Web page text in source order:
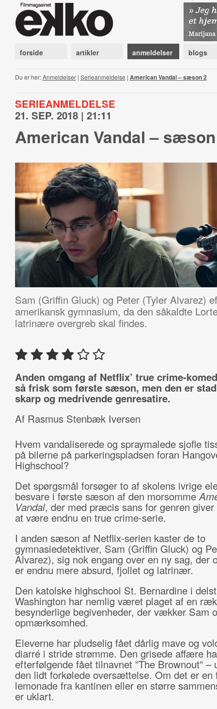
forside artikler anmeldelser blogs
Du er her:Anmeldelser| Serieanmeldelse | American Vandal – sæson 2
SERIEANMELDELSE
21. SEP. 2018 | 21:11
American Vandal –
Sam (Griffin Gluck) og Peter (Tyler Alvarez)
amerikansk gymnasium, da den såkaldte
latrinære overgreb skal findes.
Anden omgang af Netflix’ true crime-
så frisk som første sæson, men den er
skarp og medrivende genresatire.
Af Rasmus Stenbæk Iversen
Hvem vandaliserede og spraymalede sjofle
på bilerne på parkeringspladsen foran
Highschool?
Det spørgsmål forsøger to af skolens ivrige
besvare i første sæson af den morsomme
Vandal, der med præcis sans for genren giver
at være endnu en true crime-serie.
I anden sæson af Netflix-serien kaster de to
gymnasiedetektiver, Sam (Griffin Gluck) og
Alvarez), sig nok engang over en ny sag, der
er endnu mere absurd, fjollet og latrinær.
Den katolske highschool St. Bernardine i
Washington har nemlig været plaget af en
besynderlige begivenheder, der vækker Sam
opmærksomhed.
Eleverne har pludselig fået dårlig mave og
diarré i stride strømme. Den grisede affære
efterfølgende fået tilnavnet ”The Brownout” –
den lidt forkølede oversættelse. Om det er en
lemonade fra kantinen eller en større
er uklart.